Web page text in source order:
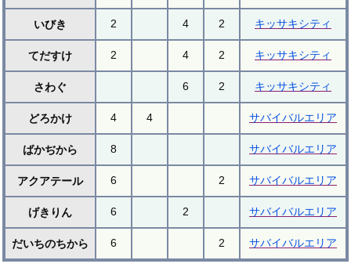
いびき 2 4 2 キッサキシティ
てだすけ 2 4 2 キッサキシティ
さわぐ 6 2 キッサキシティ
どろかけ 4 4 サバイバルエリア
ばかぢから 8 サバイバルエリア
アクアテール 6 2 サバイバルエリア
げきりん 6 2 サバイバルエリア
だいちのちから 6 2 サバイバルエリア